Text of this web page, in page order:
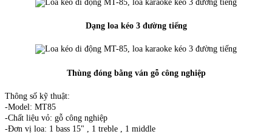
Dạng loa kéo 3 đường tiếng
Thùng đóng bằng ván gỗ công nghiệp
Thông số kỹ thuật:
-Model: MT85
-Chất liệu vỏ: gỗ công nghiệp
-Đơn vị loa: 1 bass 15" , 1 treble , 1 middle